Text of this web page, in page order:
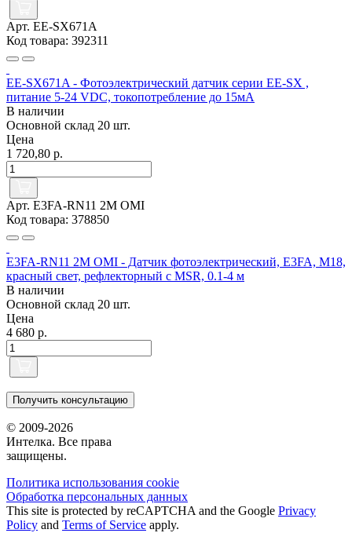
Арт. EE-SX671A
Код товара: 392311
EE-SX671A - Фотоэлектрический датчик серии EE-SX ,
питание 5-24 VDC, токопотребление до 15мА
В наличии
Основной склад 20 шт.
Цена
1 720,80 р.
Арт. E3FA-RN11 2M OMI
Код товара: 378850
E3FA-RN11 2M OMI - Датчик фотоэлектрический, E3FA, M18,
красный свет, рефлекторный с MSR, 0.1-4 м
В наличии
Основной склад 20 шт.
Цена
4 680 р.
Получить консультацию
© 2009-2026
Интелка. Все права
защищены.
Политика использования сookie
Обработка персональных данных
This site is protected by reCAPTCHA and the Google Privacy
Policy and Terms of Service apply.